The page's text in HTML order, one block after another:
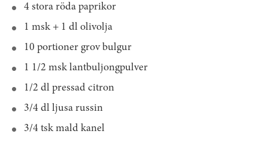
4 stora röda paprikor
1 msk + 1 dl olivolja
10 portioner grov bulgur
1 1/2 msk lantbuljongpulver
1/2 dl pressad citron
3/4 dl ljusa russin
3/4 tsk mald kanel